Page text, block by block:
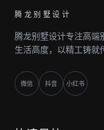
腾龙别墅设计
腾龙别墅设计专注高端
生活高度，以精工铸就
微信 抖音 小红书